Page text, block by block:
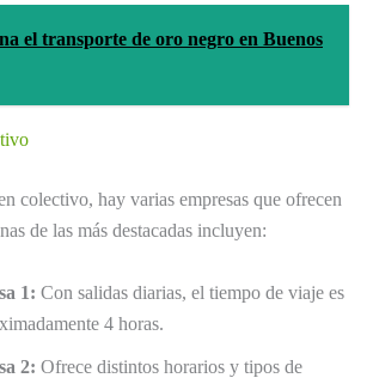
el transporte de oro negro en Buenos
colectivo, hay varias empresas que ofrecen
de las más destacadas incluyen:
1: Con salidas diarias, el tiempo de viaje es
4 horas.
2: Ofrece distintos horarios y tipos de